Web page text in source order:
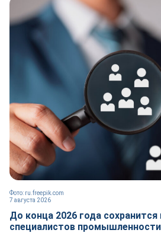
7 августа 2026
Фото: ru.freepik.com
До конца 2026 года
специалистов промышленности